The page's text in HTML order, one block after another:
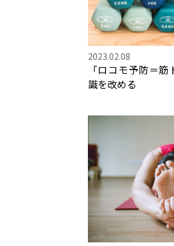
2023.02.08
「ロコモ予防＝
識を改める